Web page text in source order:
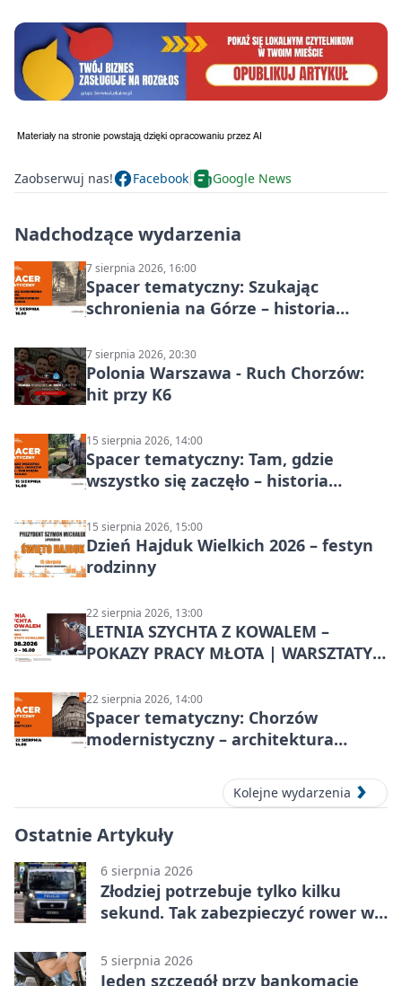
Zaobserwuj nas! Facebook Google News
Nadchodzące wydarzenia
7 sierpnia 2026, 16:00
Spacer tematyczny: Szukając
schronienia na Górze – historia
7 sierpnia 2026, 20:30
Polonia Warszawa - Ruch Chorzów:
hit przy K6
15 sierpnia 2026, 14:00
Spacer tematyczny: Tam, gdzie
wszystko się zaczęło – historia
15 sierpnia 2026, 15:00
Dzień Hajduk Wielkich 2026 – festyn
rodzinny
22 sierpnia 2026, 13:00
LETNIA SZYCHTA Z KOWALEM –
POKAZY PRACY MŁOTA | WARSZTATY
22 sierpnia 2026, 14:00
Spacer tematyczny: Chorzów
modernistyczny – architektura
Kolejne wydarzenia
Ostatnie Artykuły
6 sierpnia 2026
Złodziej potrzebuje tylko kilku
sekund. Tak zabezpieczyć rower w
5 sierpnia 2026
Jeden szczegół przy bankomacie